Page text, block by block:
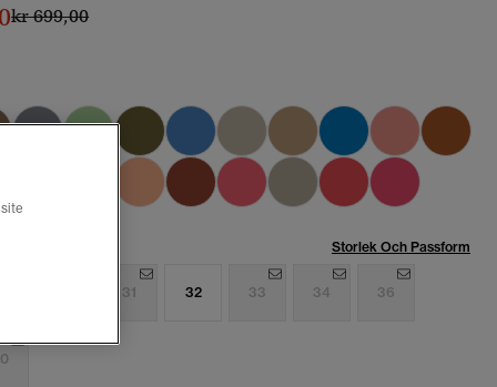
Pris reducerat från
kr 699,00till
Storlek Och Passform
31 32 33 34 36